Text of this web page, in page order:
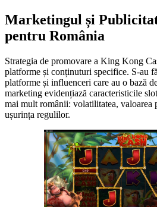
Marketingul și
pentru România
Strategia de promovare a King Kong
platforme și conținuturi specifice. S-au
platforme și influenceri care au o bază
marketing evidențiază caracteristicile
mai mult românii: volatilitatea, valoarea
ușurința regulilor.